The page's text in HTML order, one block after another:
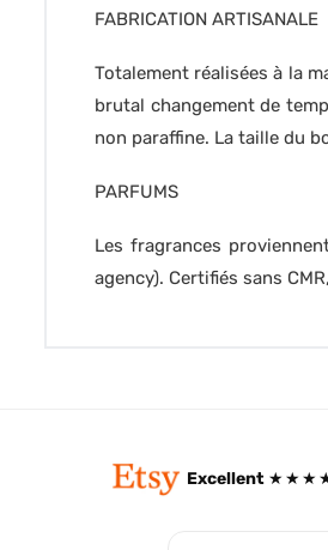
FABRICATION ARTISANALE
Totalement réalisées à la
brutal changement de
non paraffine. La taille du
PARFUMS
Les fragrances
agency). Certifiés sans
Excellent